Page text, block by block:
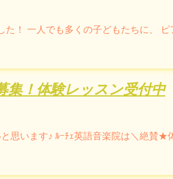
！ 一人でも多くの子どもたちに、
集！体験レッスン受付中
思います♪ ﾙｰﾁｪ英語音楽院は＼絶賛